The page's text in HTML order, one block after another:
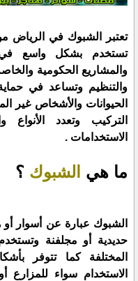
تعتبر الشبوك في الرياض
تستخدم بشكل واسع في
والمشاريع الحكومية
والتنظيم وتساعد في
الحيوانات والأشخاص غير
التركيب وتعدد
الاستخدامات .
ما هي الشبوك ؟
الشبوك عبارة عن أسوار أو
حديدية أو مجلفنة
المختلفة كما تتوفر
الاستخدام سواء للمزارع